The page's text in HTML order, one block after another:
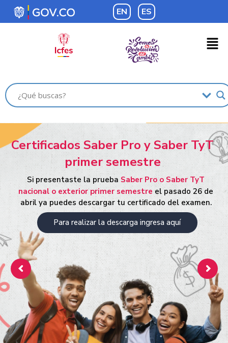
EN ES
Certificados Saber Pro y Saber TyT
primer semestre
Para realizar la descarga ingresa aquí
Si presentaste la prueba Saber Pro o Saber TyT
nacional o exterior primer semestre el pasado 26 de
abril ya puedes descargar tu certificado del examen.